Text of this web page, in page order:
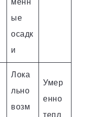
ые
осадк
и
Лока
льно
возм
Умер
енно